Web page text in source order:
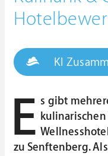
KI
E s gibt
zu Senftenberg.